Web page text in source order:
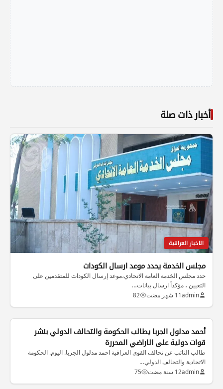
أخبار ذات صلة
الاخبار العراقية
مجلس الخدمة يحدد موعد ارسال الكودات
حدد مجلس الخدمة العامة الاتحادي،موعد إرسال الكودات للمتقدمين على
التعيين ، مؤكداً ارسال بيانات…
admin11 شهر مضت 82
أحمد مدلول الجربا يطالب الحكومة والتحالف الدولي بنشر
قوات دولية على الاراضي المحررة
طالب النائب عن تحالف القوى العراقية احمد مدلول الجربا. اليوم. الحكومة
الاتحادية والتحالف الدولي…
admin12 سنة مضت 75